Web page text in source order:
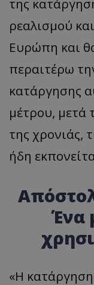
της
ρεαλισμού
Ευρώπη και
περαιτέρω
κατάργησης
μέτρου, μετά
της χρονιάς,
ήδη
Ένα
«Η